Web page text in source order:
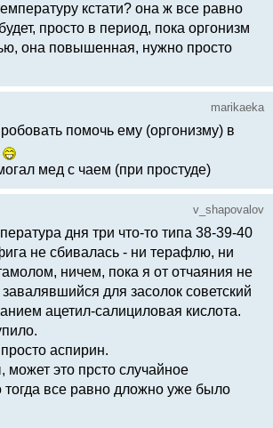
кстати? она ж все равно
просто в период, пока оргонизм
она повышенная, нужно просто
marikaeka
помочь ему (оргонизму) в
мед с чаем (при простуде)
v_shapovalov
дня три что-то типа 38-39-40
не сбивалась - ни терафлю, ни
ничем, пока я от отчаяния не
для засолок советский
ацетил-салициловая кислота.
аспирин.
может это прсто случайное
тогда все равно дложно уже было